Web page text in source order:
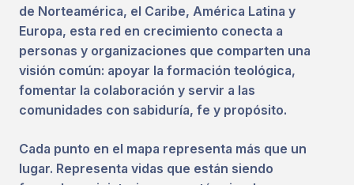
de Norteamérica, el Caribe, América Latina y
Europa, esta red en crecimiento conecta a
personas y organizaciones que comparten una
visión común: apoyar la formación teológica,
fomentar la colaboración y servir a las
comunidades con sabiduría, fe y propósito.
Cada punto en el mapa representa más que un
lugar. Representa vidas que están siendo